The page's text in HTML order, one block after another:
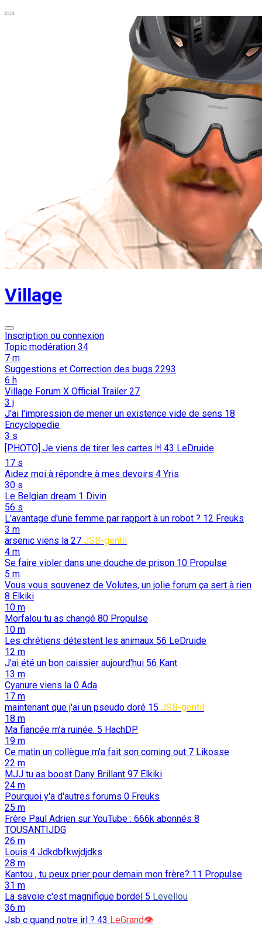
Village
Inscription ou connexion
Topic modération 34
7 m
Suggestions et Correction des bugs 2293
6 h
Village Forum X Official Trailer 27
3 j
J'ai l'impression de mener un existence vide de sens 18
Encyclopedie
3 s
[PHOTO] Je viens de tirer les cartes 🃏 43 LeDruide
17 s
Aidez moi à répondre à mes devoirs 4 Yris
30 s
Le Belgian dream 1 Divin
56 s
L'avantage d'une femme par rapport à un robot ? 12 Freuks
3 m
arsenic viens la 27 JSB-gentil
4 m
Se faire violer dans une douche de prison 10 Propulse
5 m
Vous vous souvenez de Volutes, un jolie forum ça sert à rien
8 Elkiki
10 m
Morfalou tu as changé 80 Propulse
10 m
Les chrétiens détestent les animaux 56 LeDruide
12 m
J'ai été un bon caissier aujourd'hui 56 Kant
13 m
Cyanure viens la 0 Ada
17 m
maintenant que j'ai un pseudo doré 15 JSB-gentil
18 m
Ma fiancée m’a ruinée. 5 HachDP
19 m
Ce matin un collègue m'a fait son coming out 7 Likosse
22 m
MJJ tu as boost Dany Brillant 97 Elkiki
24 m
Pourquoi y'a d'autres forums 0 Freuks
25 m
Frère Paul Adrien sur YouTube : 666k abonnés 8
TOUSANTIJDG
26 m
Louis 4 Jdkdbfkwjdjdks
28 m
Kantou , tu peux prier pour demain mon frère? 11 Propulse
31 m
La savoie c'est magnifique bordel 5 Levellou
36 m
Jsb c quand notre irl ? 43 LeGrand👁️